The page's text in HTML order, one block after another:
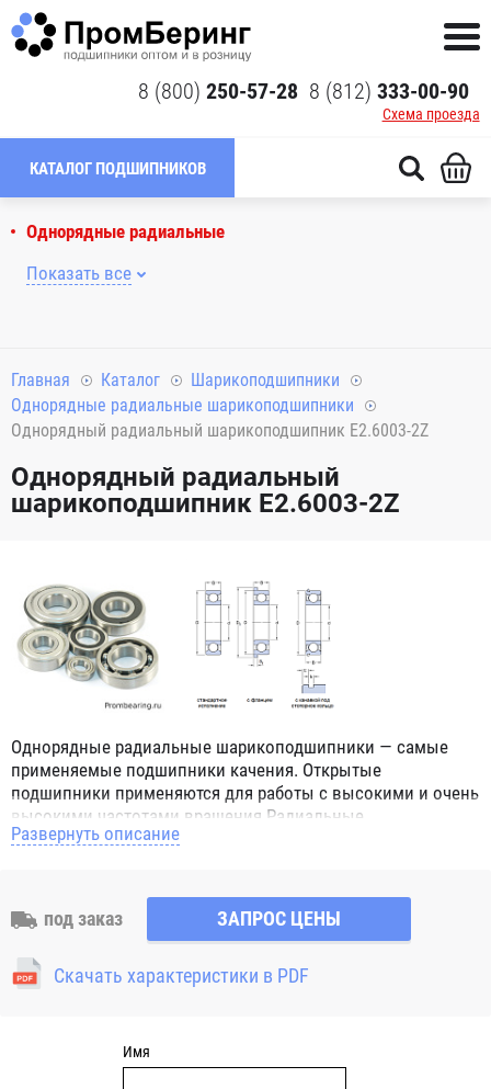
8 (800) 250-57-28 8 (812) 333-00-90
Схема проезда
КАТАЛОГ ПОДШИПНИКОВ
Однорядные радиальные
Показать все
Главная Каталог
Шарикоподшипники
Однорядные радиальные шарикоподшипники
Однорядный радиальный шарикоподшипник E2.6003-2Z
Однорядный радиальный
шарикоподшипник E2.6003-2Z
Однорядные радиальные шарикоподшипники — самые
применяемые подшипники качения. Открытые
подшипники применяются для работы с высокими и очень
высокими частотами вращения.Радиальные
шарикоподшипники обозначением 2Z ZZ с обеих сторон
обозначением 2RS 2RS1 2RSH 2RSR имеют с обеих сторон
контактные уплотнения из бутадиен-нитрильного каучука
(NBR) и пригодны для средних частот вращения. Также
поставляются подшипники с бесконтактными
Развернуть описание
под заказ ЗАПРОС ЦЕНЫ
Скачать характеристики в PDF
Имя